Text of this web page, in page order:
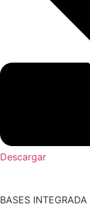
Descargar
BASES INTEGRADA